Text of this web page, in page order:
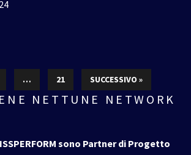
… 21 SUCCESSIVO »
NETTUNE NETWORK
sono Partner di Progetto